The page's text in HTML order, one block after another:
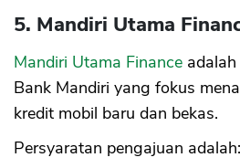
5. Mandiri Utama
Mandiri Utama Finance
Bank Mandiri yang fokus
kredit mobil baru dan bekas.
Persyaratan pengajuan adalah: